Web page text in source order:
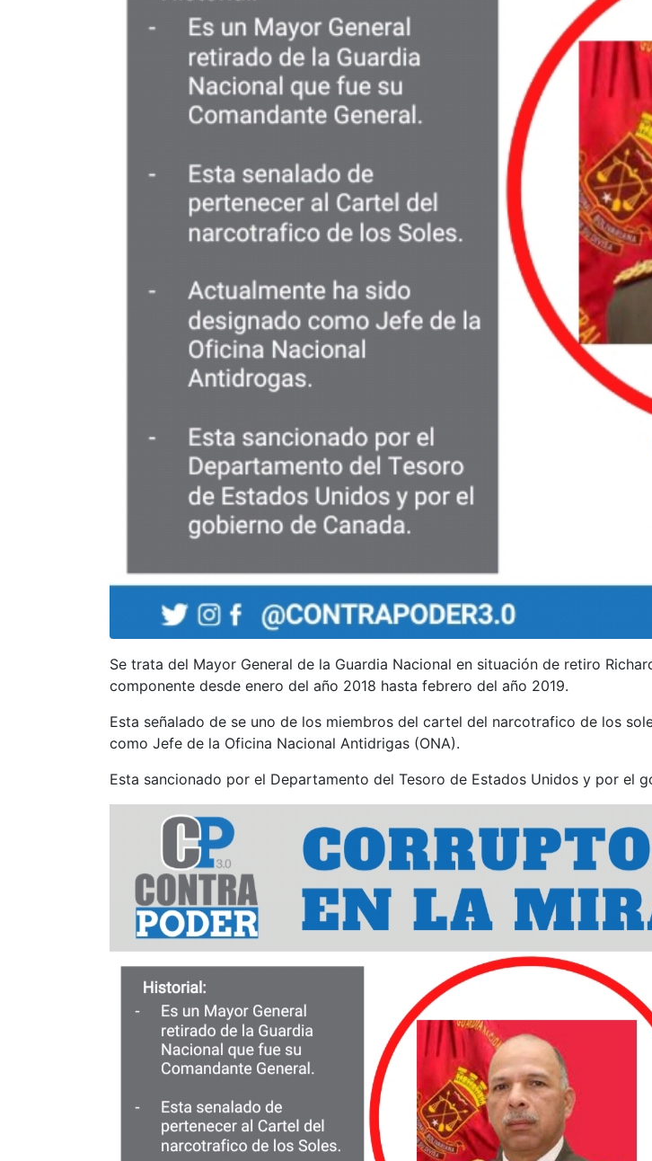
Se trata del Mayor General de la Guardia Nacional en situación de retiro
componente desde enero del año 2018 hasta febrero del año 2019.
Esta señalado de se uno de los miembros del cartel del narcotrafico de los
como Jefe de la Oficina Nacional Antidrigas (ONA).
Esta sancionado por el Departamento del Tesoro de Estados Unidos y por el